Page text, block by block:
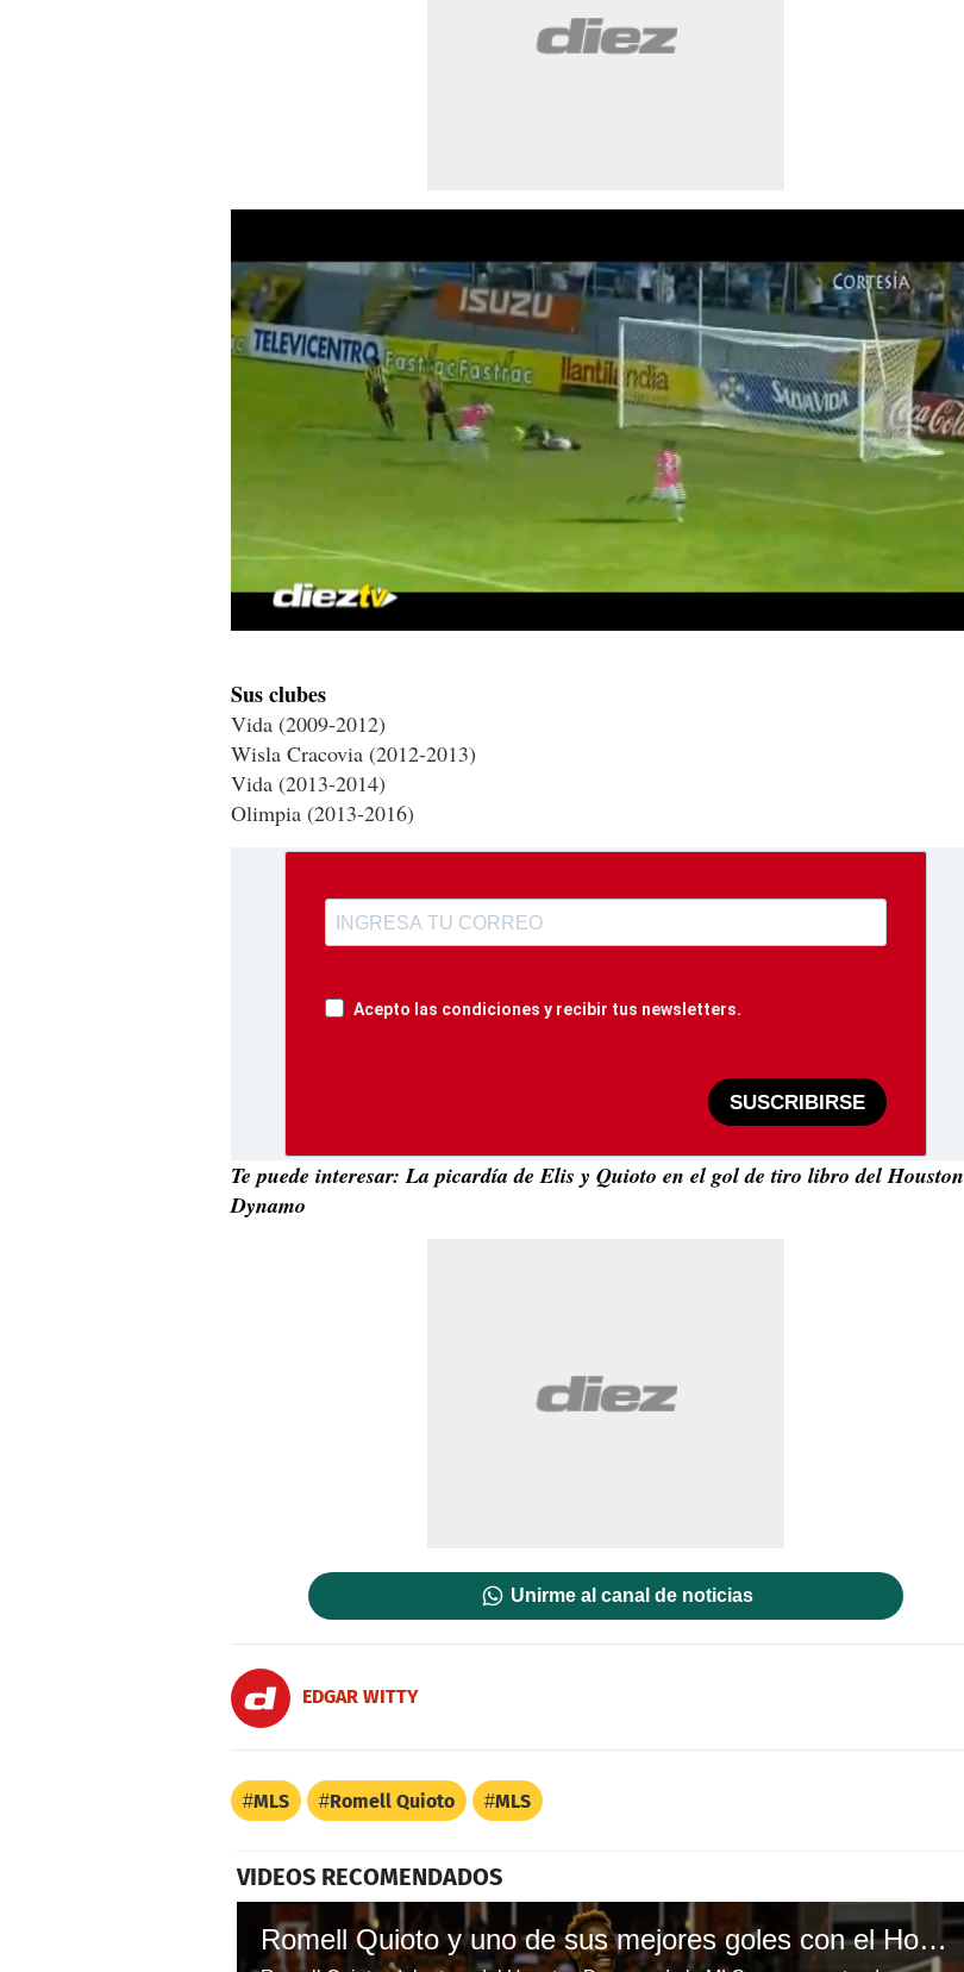
1
minute,
43
secondsVolume
Sus clubes
Vida (2009-2012)
Wisla Cracovia (2012-2013)
Vida (2013-2014)
Olimpia (2013-2016)
Acepto las condiciones y recibir tus newsletters.
SUSCRIBIRSE
Te puede interesar: La picardía de Elis y Quioto en el gol de tiro libro del Houston
Dynamo
Unirme al canal de noticias
EDGAR WITTY
MLS Romell Quioto MLS
VIDEOS RECOMENDADOS
Romell Quioto y uno de sus mejores goles con el Houston Dynamo